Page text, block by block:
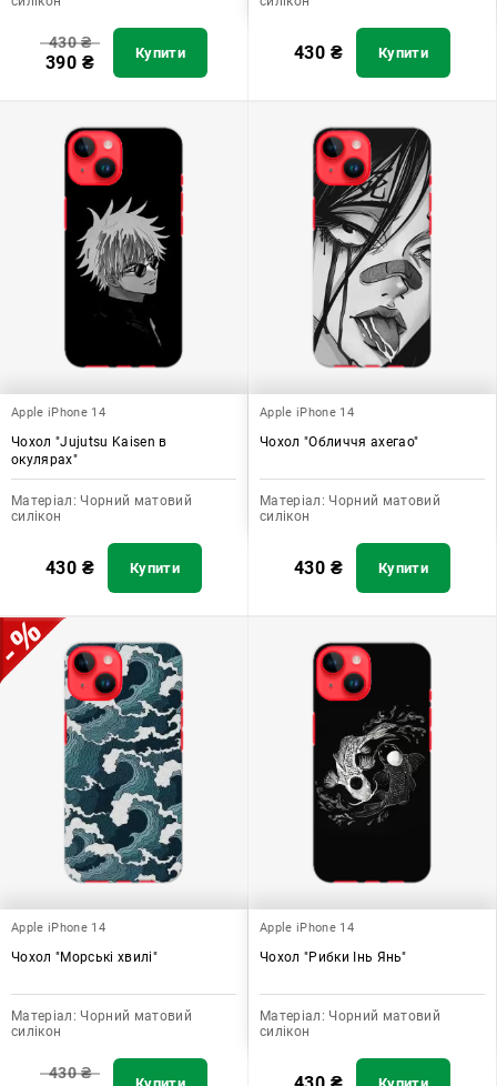
430₴
390 ₴ Купити 430 ₴ Купити
Apple iPhone 14
Чохол "Jujutsu Kaisen в
окулярах"
Матеріал: Чорний матовий
силікон
430 ₴ Купити
Apple iPhone 14
Чохол "Обличчя ахегао"
Матеріал: Чорний матовий
силікон
430 ₴ Купити
Apple iPhone 14
Чохол "Морські хвилі"
Матеріал: Чорний матовий
силікон
430₴
Apple iPhone 14
Чохол "Рибки Інь Янь"
Матеріал: Чорний матовий
силікон